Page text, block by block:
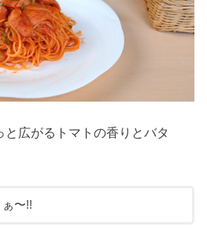
広がるトマトの香りとバタ
〜!!